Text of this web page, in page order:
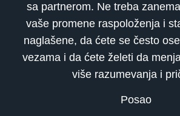
sa partnerom. Ne treba
vaše promene raspoloženja i
naglašene, da ćete se često
vezama i da ćete želeti da
više razumevanja i
Posao